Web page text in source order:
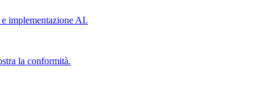
implementazione AI.
la conformità.